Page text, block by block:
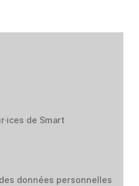
de Smart
données personnelles